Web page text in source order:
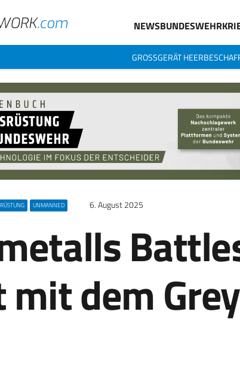
NEWSBUNDESWEHR
GROSSGERÄT HEER
RÜSTUNG UNMANNED 6. August 2025
dem